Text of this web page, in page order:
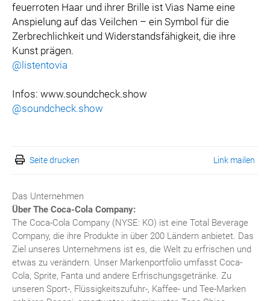
feuerroten Haar und ihrer Brille ist Vias Name eine
Anspielung auf das Veilchen – ein Symbol für die
Zerbrechlichkeit und Widerstandsfähigkeit, die ihre
Kunst prägen.
@listentovia
Infos: www.soundcheck.show
@soundcheck.show
Seite drucken Link mailen
Das Unternehmen
Über The Coca-Cola Company:
The Coca-Cola Company (NYSE: KO) ist eine Total Beverage
Company, die ihre Produkte in über 200 Ländern anbietet. Das
Ziel unseres Unternehmens ist es, die Welt zu erfrischen und
etwas zu verändern. Unser Markenportfolio umfasst Coca-
Cola, Sprite, Fanta und andere Erfrischungsgetränke. Zu
unseren Sport-, Flüssigkeitszufuhr-, Kaffee- und Tee-Marken